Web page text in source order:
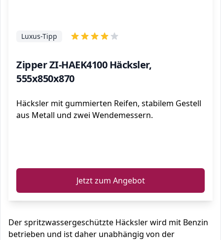
Zipper ZI-HAEK4100 Häcksler,
555x850x870
Luxus-Tipp
Häcksler mit gummierten Reifen, stabilem Gestell
aus Metall und zwei Wendemessern.
Jetzt zum Angebot
Der spritzwassergeschützte Häcksler wird mit Benzin
betrieben und ist daher unabhängig von der